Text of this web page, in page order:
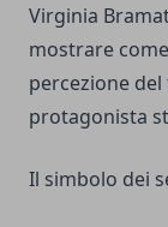
Virginia
mostrare
percezione
protagonista
Il simbolo dei